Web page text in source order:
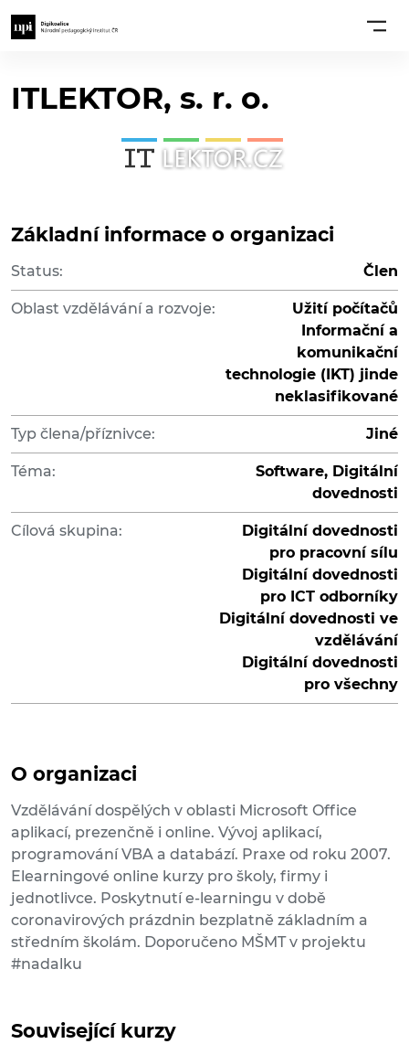
ITLEKTOR, s. r. o.
Základní informace o organizaci
Status: Člen
Oblast vzdělávání a rozvoje:
Užití počítačů
Informační a
komunikační
technologie (IKT) jinde
neklasifikované
Typ člena/příznivce: Jiné
Téma:
Software, Digitální
dovednosti
Cílová skupina:
Digitální dovednosti
pro pracovní sílu
Digitální dovednosti
pro ICT odborníky
Digitální dovednosti ve
vzdělávání
Digitální dovednosti
pro všechny
O organizaci
Vzdělávání dospělých v oblasti Microsoft Office
aplikací, prezenčně i online. Vývoj aplikací,
programování VBA a databází. Praxe od roku 2007.
Elearningové online kurzy pro školy, firmy i
jednotlivce. Poskytnutí e-learningu v době
coronavirových prázdnin bezplatně základním a
středním školám. Doporučeno MŠMT v projektu
#nadalku
Související kurzy